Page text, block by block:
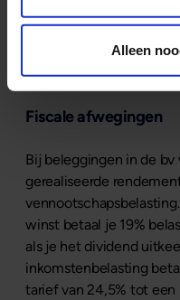
Alleen
privéomstandigheden
dividendbelasting over.’
Fiscale afwegingen
Bij beleggingen in de
gerealiseerde
winst betaal je 19%
als je het dividend
inkomstenbelasting
tarief van 24,5% tot